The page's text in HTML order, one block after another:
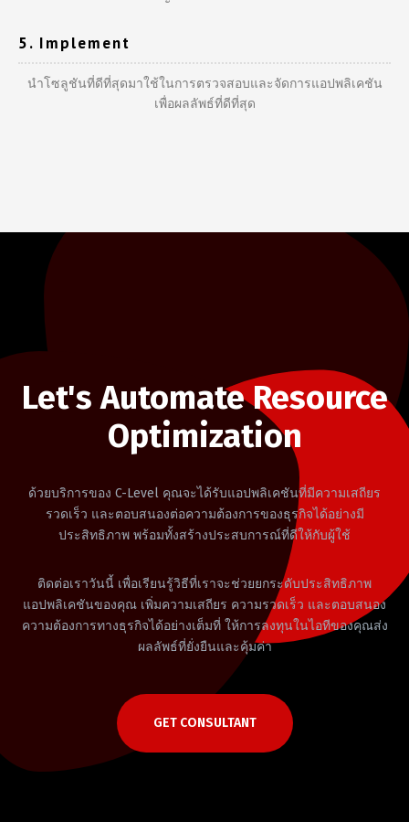
5. Implement
นำโซลูชันที่ดีที่สุดมาใช้ในการตรวจสอบและจัดการแอปพลิเคชัน
เพื่อผลลัพธ์ที่ดีที่สุด
Let's Automate Resource
Optimization
ด้วยบริการของ C-Level คุณจะได้รับแอปพลิเคชันที่มีความเสถียร
รวดเร็ว และตอบสนองต่อความต้องการของธุรกิจได้อย่างมี
ประสิทธิภาพ พร้อมทั้งสร้างประสบการณ์ที่ดีให้กับผู้ใช้
ติดต่อเราวันนี้ เพื่อเรียนรู้วิธีที่เราจะช่วยยกระดับประสิทธิภาพ
แอปพลิเคชันของคุณ เพิ่มความเสถียร ความรวดเร็ว และตอบสนอง
ความต้องการทางธุรกิจได้อย่างเต็มที่ ให้การลงทุนในไอทีของคุณส่ง
ผลลัพธ์ที่ยั่งยืนและคุ้มค่า
GET CONSULTANT